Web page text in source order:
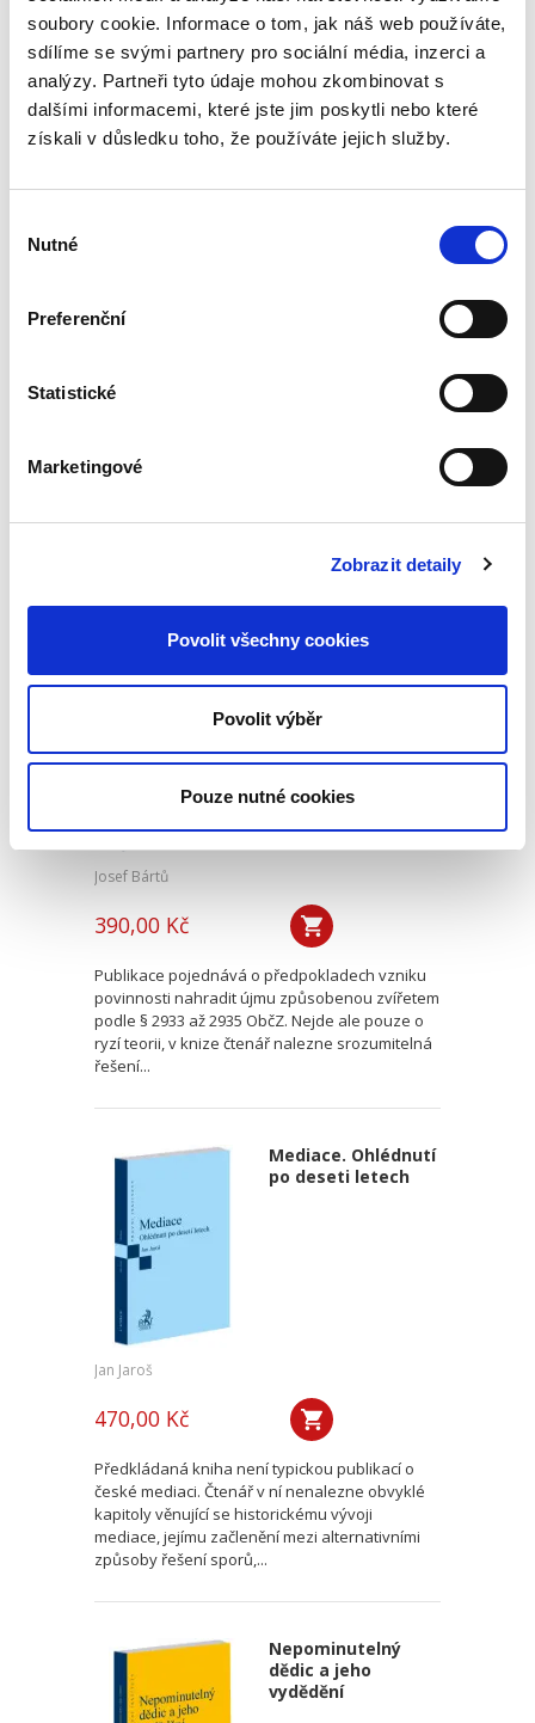
soubory cookie. Informace o tom, jak náš web používáte,
sdílíme se svými partnery pro sociální média, inzerci a
analýzy. Partneři tyto údaje mohou zkombinovat s
dalšími informacemi, které jste jim poskytli nebo které
získali v důsledku toho, že používáte jejich služby.
souhlasu
Nutné
Preferenční
Statistické
Marketingové
Zobrazit detaily
Povolit všechny cookies
Povolit výběr
Pouze nutné cookies
problematiku veřejné podpory, které je, přes
její zásadní význam pro právní i ekonomickou
praxi, věnována v české odborné literatuře jen
zcela okrajová...
společenství v
Aneta Jančíková
Téma procesního společenství představuje v
bohatou doktrinální tradicí, zejména pokud jde
způsobené
Josef Bártů
390,00 Kč
Publikace pojednává o předpokladech vzniku
povinnosti nahradit újmu způsobenou zvířetem
podle § 2933 až 2935 ObčZ. Nejde ale pouze o
ryzí teorii, v knize čtenář nalezne srozumitelná
řešení...
Mediace. Ohlédnutí
po deseti letech
Jan Jaroš
470,00 Kč
Předkládaná kniha není typickou publikací o
české mediaci. Čtenář v ní nenalezne obvyklé
kapitoly věnující se historickému vývoji
mediace, jejímu začlenění mezi alternativními
způsoby řešení sporů,...
Nepominutelný
dědic a jeho
vydědění